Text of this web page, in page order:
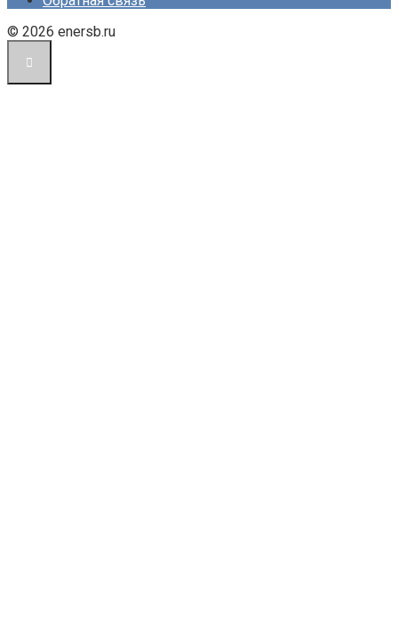
© 2026 enersb.ru